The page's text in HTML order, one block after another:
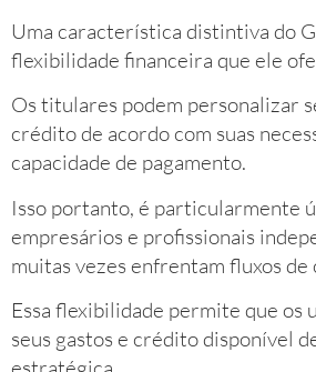
Uma característica distintiva do
flexibilidade financeira que ele
Os titulares podem personalizar
crédito de acordo com suas
capacidade de pagamento.
Isso portanto, é particularmente
empresários e profissionais
muitas vezes enfrentam fluxos de
Essa flexibilidade permite que os
seus gastos e crédito disponível